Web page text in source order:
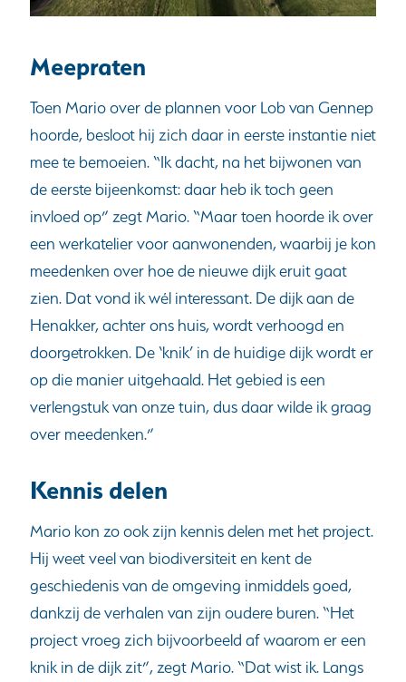
Meepraten
Toen Mario over de plannen voor Lob van Gennep
hoorde, besloot hij zich daar in eerste instantie niet
mee te bemoeien. “Ik dacht, na het bijwonen van
de eerste bijeenkomst: daar heb ik toch geen
invloed op” zegt Mario. “Maar toen hoorde ik over
een werkatelier voor aanwonenden, waarbij je kon
meedenken over hoe de nieuwe dijk eruit gaat
zien. Dat vond ik wél interessant. De dijk aan de
Henakker, achter ons huis, wordt verhoogd en
doorgetrokken. De ‘knik’ in de huidige dijk wordt er
op die manier uitgehaald. Het gebied is een
verlengstuk van onze tuin, dus daar wilde ik graag
over meedenken.”
Kennis delen
Mario kon zo ook zijn kennis delen met het project.
Hij weet veel van biodiversiteit en kent de
geschiedenis van de omgeving inmiddels goed,
dankzij de verhalen van zijn oudere buren. “Het
project vroeg zich bijvoorbeeld af waarom er een
knik in de dijk zit”, zegt Mario. “Dat wist ik. Langs